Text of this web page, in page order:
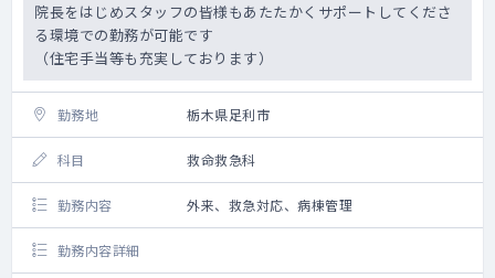
院長をはじめスタッフの皆様もあたたかくサポートしてくださ
る環境での勤務が可能です
（住宅手当等も充実しております）
勤務地 栃木県足利市
科目 救命救急科
勤務内容 外来、救急対応、病棟管理
勤務内容詳細